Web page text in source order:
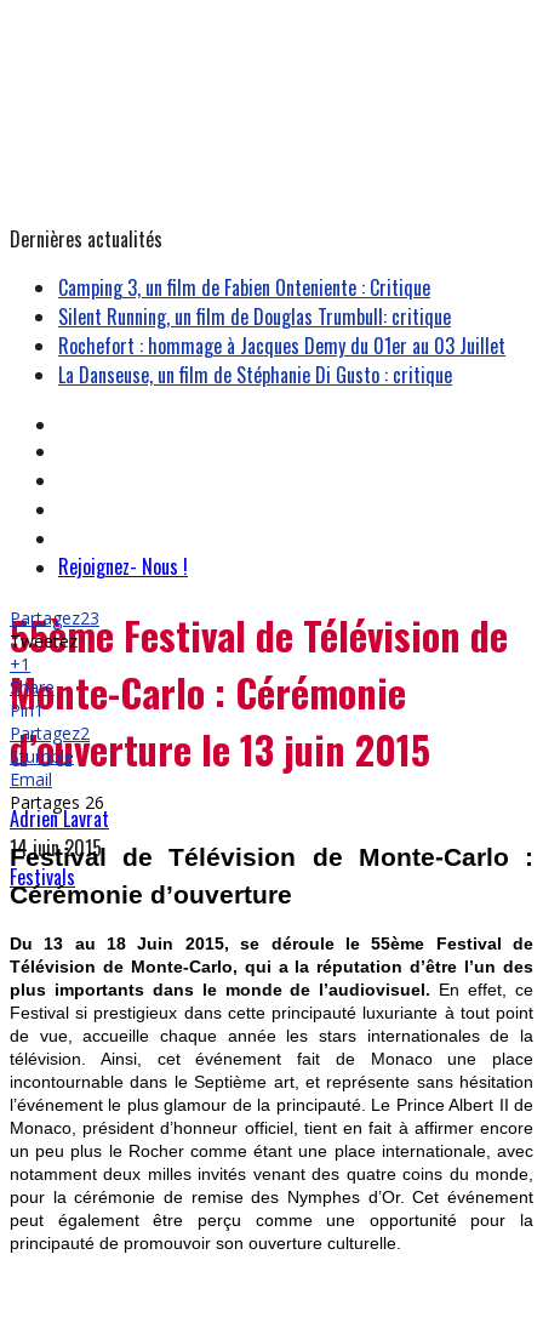
Dernières actualités
Camping 3, un film de Fabien Onteniente : Critique
Silent Running, un film de Douglas Trumbull: critique
Rochefort : hommage à Jacques Demy du 01er au 03 Juillet
La Danseuse, un film de Stéphanie Di Gusto : critique
Rejoignez- Nous !
55ème Festival de Télévision de
Monte-Carlo : Cérémonie
d’ouverture le 13 juin 2015
Adrien Lavrat
14 juin 2015
Festivals
Partagez23
Tweetez
+1
Share
Pin1
Partagez2
Stumble
Email
Partages 26
Festival de Télévision de Monte-Carlo :
Cérémonie d’ouverture
Du 13 au 18 Juin 2015, se déroule le 55ème Festival de
Télévision de Monte-Carlo, qui a la réputation d’être l’un des
plus importants dans le monde de l’audiovisuel. En effet, ce
Festival si prestigieux dans cette principauté luxuriante à tout point
de vue, accueille chaque année les stars internationales de la
télévision. Ainsi, cet événement fait de Monaco une place
incontournable dans le Septième art, et représente sans hésitation
l’événement le plus glamour de la principauté. Le Prince Albert II de
Monaco, président d’honneur officiel, tient en fait à affirmer encore
un peu plus le Rocher comme étant une place internationale, avec
notamment deux milles invités venant des quatre coins du monde,
pour la cérémonie de remise des Nymphes d’Or. Cet événement
peut également être perçu comme une opportunité pour la
principauté de promouvoir son ouverture culturelle.